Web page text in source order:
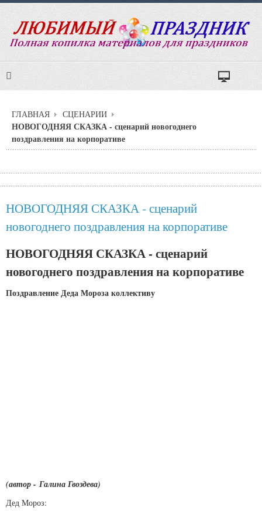
ГЛАВНАЯ СЦЕНАРИИ
НОВОГОДНЯЯ СКАЗКА - сценарий новогоднего
поздравления на корпоративе
НОВОГОДНЯЯ СКАЗКА - сценарий
новогоднего поздравления на корпоративе
НОВОГОДНЯЯ СКАЗКА - сценарий
новогоднего поздравления на корпоративе
Поздравление Деда Мороза коллективу
(автор - Галина Гвоздева)
Дед Мороз: